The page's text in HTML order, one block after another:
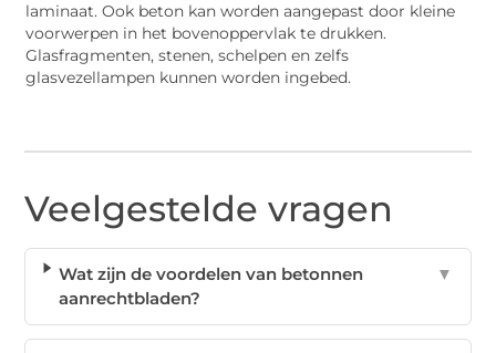
laminaat. Ook beton kan worden aangepast door kleine
voorwerpen in het bovenoppervlak te drukken.
Glasfragmenten, stenen, schelpen en zelfs
glasvezellampen kunnen worden ingebed.
Veelgestelde vragen
Wat zijn de voordelen van betonnen
aanrechtbladen?
▼